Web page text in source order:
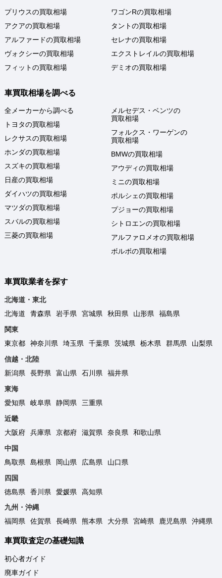
プリウスの買取相場
アクアの買取相場
アルファードの買取相場
ヴォクシーの買取相場
フィットの買取相場
ワゴンRの買取相場
タントの買取相場
セレナの買取相場
エクストレイルの買取相場
デミオの買取相場
車買取相場を調べる
全メーカーから調べる
トヨタの買取相場
レクサスの買取相場
ホンダの買取相場
スズキの買取相場
日産の買取相場
ダイハツの買取相場
マツダの買取相場
スバルの買取相場
三菱の買取相場
メルセデス・ベンツの
買取相場
フォルクス・ワーゲンの
買取相場
BMWの買取相場
アウディの買取相場
ミニの買取相場
ポルシェの買取相場
プジョーの買取相場
シトロエンの買取相場
アルファロメオの買取相場
ボルボの買取相場
車買取業者を探す
北海道・東北
北海道
青森県 岩手県 宮城県 秋田県 山形県
福島県
関東
東京都
神奈川県 埼玉県 千葉県 茨城県 栃木県 群馬県
山梨県
信越・北陸
新潟県
長野県 富山県 石川県
福井県
東海
愛知県
岐阜県 静岡県
三重県
近畿
大阪府
兵庫県 京都府 滋賀県 奈良県
和歌山県
中国
鳥取県
島根県 岡山県 広島県
山口県
四国
徳島県
香川県 愛媛県
高知県
九州・沖縄
福岡県
佐賀県 長崎県 熊本県 大分県 宮崎県 鹿児島県 沖縄県
車買取査定の基礎知識
初心者ガイド
廃車ガイド